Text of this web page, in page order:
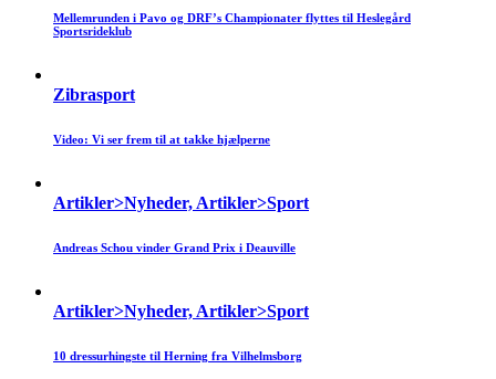
Mellemrunden i Pavo og DRF’s Championater flyttes til Heslegård
Sportsrideklub
Zibrasport
Video: Vi ser frem til at takke hjælperne
Artikler>Nyheder, Artikler>Sport
Andreas Schou vinder Grand Prix i Deauville
Artikler>Nyheder, Artikler>Sport
10 dressurhingste til Herning fra Vilhelmsborg